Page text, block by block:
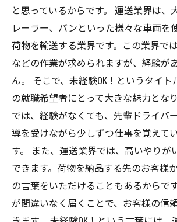
と思っているからです。 運送業界は、
レーラー、バンといった様々な車両を
荷物を輸送する業界です。この業界で
などの作業が求められますが、経験が
ん。 そこで、未経験OK！というタイ
の就職希望者にとって大きな魅力とな
では、経験がなくても、先輩ドライバ
導を受けながら少しずつ仕事を覚えて
す。 また、運送業界では、高いやりが
できます。荷物を納品する先のお客様
の言葉をいただけることもあるからで
が間違いなく届くことで、お客様の信